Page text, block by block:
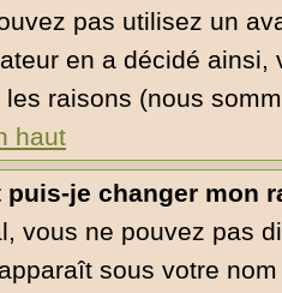
pas utilisez un
en a décidé
les raisons (nous
haut
puis-je changer mon
vous ne pouvez pas
sous votre